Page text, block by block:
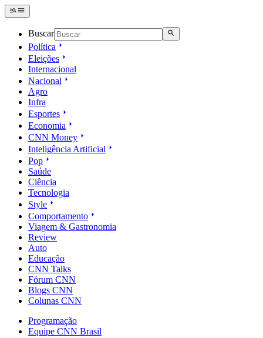
Buscar
Política
Eleições
Internacional
Nacional
Agro
Infra
Esportes
Economia
CNN Money
Inteligência Artificial
Pop
Saúde
Ciência
Tecnologia
Style
Comportamento
Viagem & Gastronomia
Review
Auto
Educação
CNN Talks
Fórum CNN
Blogs CNN
Colunas CNN
Programação
Equipe CNN Brasil